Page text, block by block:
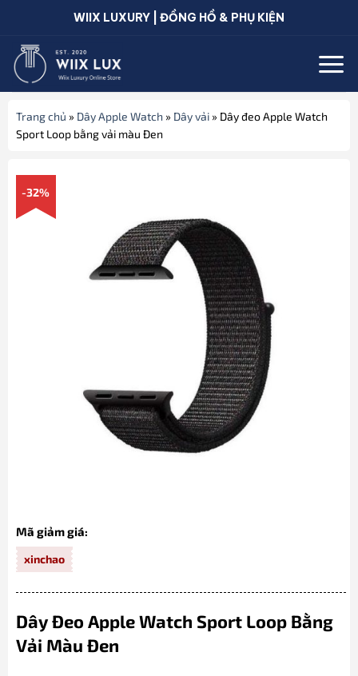
dung
WIIX LUXURY | ĐỒNG HỒ & PHỤ KIỆN
Trang chủ » Dây Apple Watch » Dây vải» Dây đeo Apple Watch
Sport Loop bằng vải màu Đen
-32%
Mã giảm giá:
xinchao
Dây Đeo Apple Watch Sport Loop Bằng
Vải Màu Đen